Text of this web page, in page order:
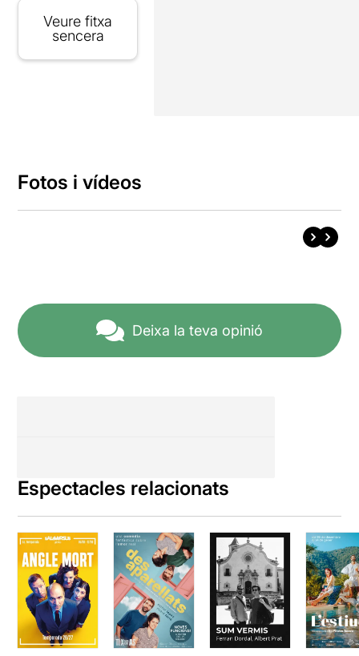
Veure fitxa
sencera
Fotos i vídeos
Deixa la teva opinió
Espectacles relacionats